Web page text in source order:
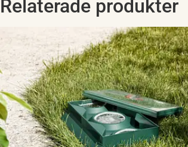
Relaterade produkter